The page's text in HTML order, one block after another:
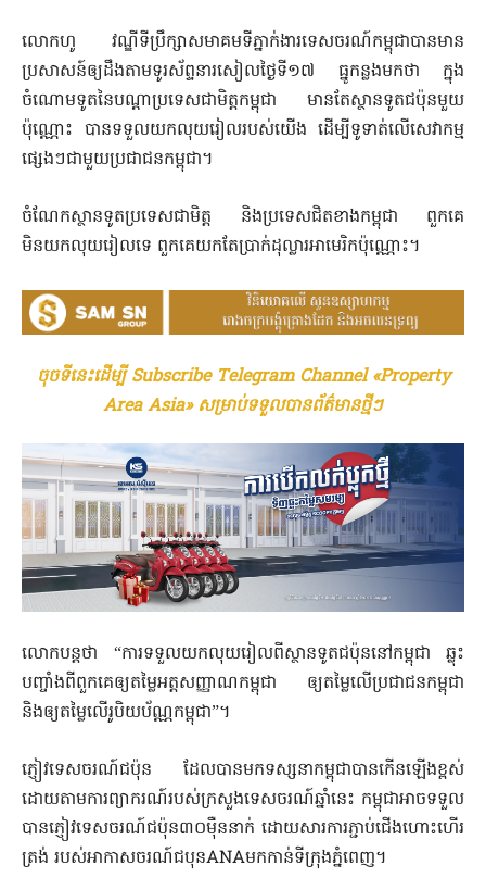
​លោកហូ វណ្ឌីទីប្រឹក្សាសមាគមទីភ្នាក់ងារទេសចរណ៍កម្ពុជាបានមាន
ប្រសាសន៍​ឲ្យ​ដឹងតាមទូរស័ព្ទនារសៀលថ្ងៃទី១៧ ធ្នូកន្លងមកថា ក្នុង
ចំណោមទូតនៃបណ្តាប្រទេស​ជាមិត្តកម្ពុជា មានតែស្ថានទូតជប៉ុនមួយ
ប៉ុណ្ណោះ បានទទួលយកលុយរៀលរបស់យើង ដើម្បីទូទាត់លើសេវាកម្ម
ផ្សេងៗជាមួយប្រជាជនកម្ពុជា។
ចំណែកស្ថានទូតប្រទេសជាមិត្ត និងប្រទេសជិតខាងកម្ពុជា ពួកគេ
មិនយកលុយរៀលទេ ពួកគេយកតែប្រាក់ដុល្លារអាមេរិកប៉ុណ្ណោះ។
ចុចទីនេះដើម្បី Subscribe Telegram Channel «Property
Area Asia» សម្រាប់ទទួលបានព័ត៌មានថ្មីៗ
​លោកបន្តថា “ការទទួលយកលុយរៀលពីស្ថានទូតជប៉ុននៅកម្ពុជា ឆ្លុះ
បញ្ចាំងពីពួកគេឲ្យតម្លៃអត្តសញ្ញាណកម្ពុជា ឲ្យតម្លៃលើប្រជាជនកម្ពុជា
និងឲ្យតម្លៃលើរូបិយប័ណ្ណ​កម្ពុជា”។
​ភ្ញៀវទេសចរណ៍ជប៉ុន ដែលបានមកទស្សនាកម្ពុជាបានកើនឡើងខ្ពស់
ដោយតាមការព្យាករណ៍របស់ក្រសួងទេសចរណ៍ឆ្នាំនេះ កម្ពុជាអាចទទួល
បានភ្ញៀវទេសចរណ៍ជប៉ុន៣០ម៉ឺននាក់ ដោយសារការភ្ជាប់ជើងហោះហើរ
ត្រង់ របស់អាកាសចរណ៍ជបុនANAមកកាន់ទីក្រុងភ្នំពេញ។